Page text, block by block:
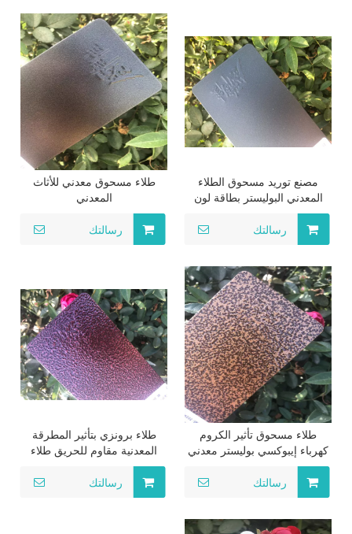
مصنع توريد مسحوق الطلاء
المعدني البوليستر بطاقة لون
رسالتك
طلاء مسحوق معدني للأثاث
المعدني
رسالتك
طلاء مسحوق تأثير الكروم
كهرباء إيبوكسي بوليستر معدني
طلاء مسحوق ذهبي وردي طلاء
طلاء بالحرارة
رسالتك
طلاء برونزي بتأثير المطرقة
المعدنية مقاوم للحريق طلاء
مسحوق الألومنيوم للديكور
الداخلي والخارجي عالي
رسالتك